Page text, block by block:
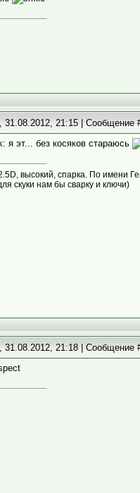
31.08.2012, 21:15 | Сообщение
я эт... без косяков стараюсь
высокий, спарка. По имени
скуки нам бы сварку и ключи)
31.08.2012, 21:18 | Сообщение